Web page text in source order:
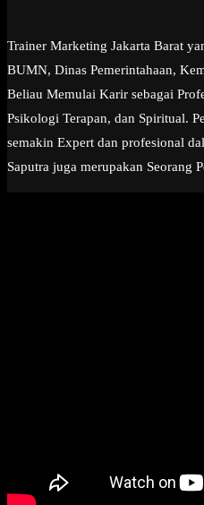
Trainer Marketing Jakarta Barat
BUMN, Dinas Pemerintahaan,
Beliau Memulai Karir sebagai
Psikologi Terapan, dan Spiritual.
semakin Expert dan profesional
Saputra juga merupakan Seorang